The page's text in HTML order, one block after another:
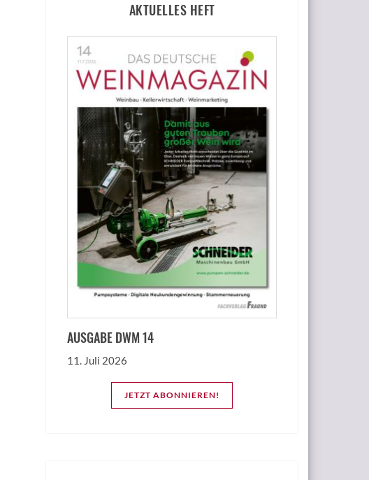
AKTUELLES HEFT
AUSGABE DWM 14
11. Juli 2026
JETZT ABONNIEREN!